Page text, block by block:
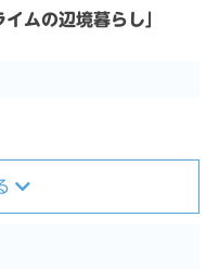
イムの辺境暮らし」